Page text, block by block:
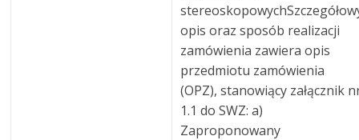
opis oraz sposób realizacji
zamówienia zawiera opis
przedmiotu zamówienia
(OPZ), stanowiący załącznik
1.1 do SWZ: a)
Zaproponowany